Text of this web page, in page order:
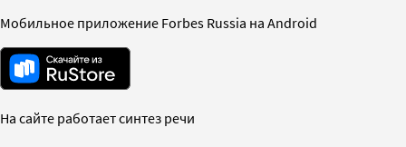
Мобильное приложение Forbes Russia на Android
На сайте работает синтез речи